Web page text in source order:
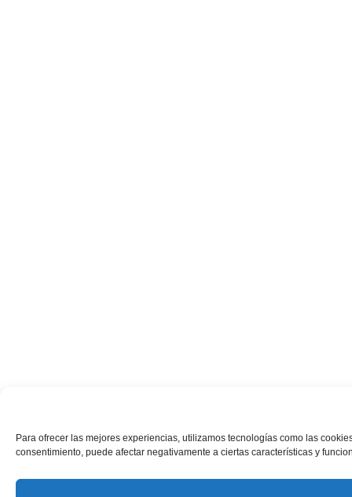
Para ofrecer las mejores experiencias, utilizamos tecnologías como las
consentimiento, puede afectar negativamente a ciertas características y